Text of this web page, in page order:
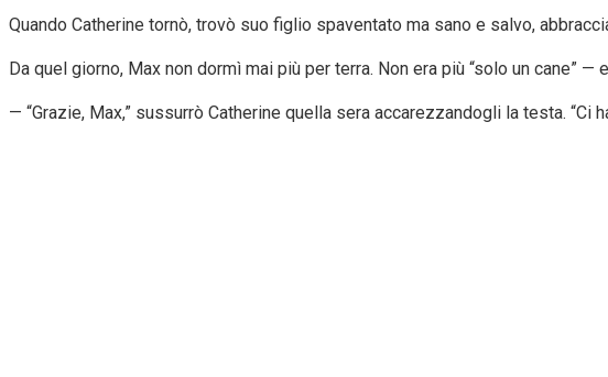
Quando Catherine tornò, trovò suo figlio spaventato ma sano e salvo,
Da quel giorno, Max non dormì mai più per terra. Non era più “solo un cane”
— “Grazie, Max,” sussurrò Catherine quella sera accarezzandogli la testa. “Ci